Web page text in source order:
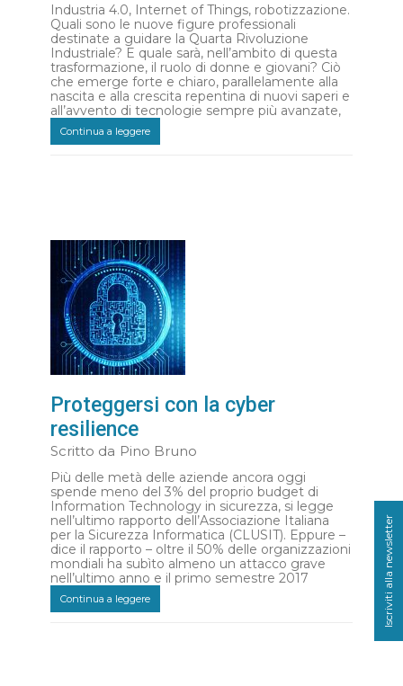
Industria 4.0, Internet of Things, robotizzazione.
Quali sono le nuove figure professionali
destinate a guidare la Quarta Rivoluzione
Industriale? E quale sarà, nell’ambito di questa
trasformazione, il ruolo di donne e giovani? Ciò
che emerge forte e chiaro, parallelamente alla
nascita e alla crescita repentina di nuovi saperi e
all’avvento di tecnologie sempre più avanzate,
Continua a leggere
Proteggersi con la cyber
resilience
Scritto da Pino Bruno
Più delle metà delle aziende ancora oggi
spende meno del 3% del proprio budget di
Information Technology in sicurezza, si legge
nell’ultimo rapporto dell’Associazione Italiana
per la Sicurezza Informatica (CLUSIT). Eppure –
dice il rapporto – oltre il 50% delle organizzazioni
mondiali ha subìto almeno un attacco grave
nell’ultimo anno e il primo semestre 2017
Continua a leggere Iscriviti alla newsletter